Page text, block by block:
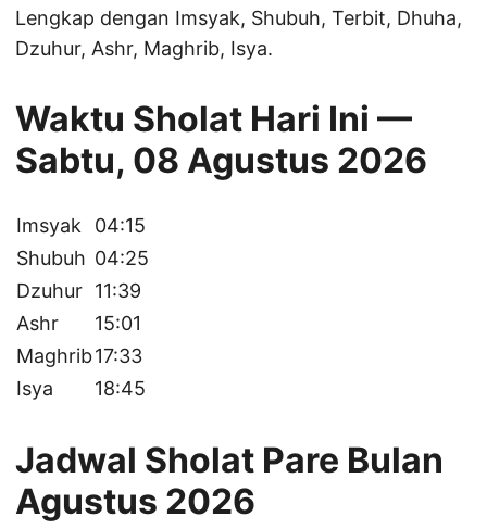
Lengkap dengan Imsyak, Shubuh, Terbit, Dhuha,
Dzuhur, Ashr, Maghrib, Isya.
Waktu Sholat Hari Ini —
Sabtu, 08 Agustus 2026
Imsyak
04:15
Shubuh 04:25
Dzuhur 11:39
Ashr
15:01
Maghrib17:33
Isya
18:45
Jadwal Sholat Pare Bulan
Agustus 2026